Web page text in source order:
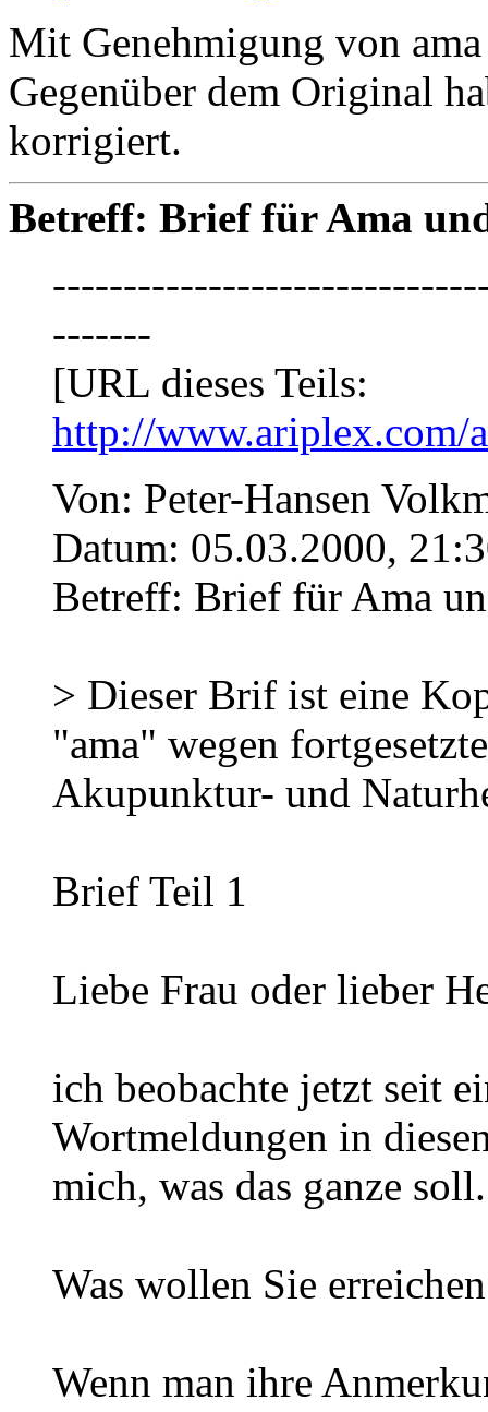
Mit Genehmigung von
Gegenüber dem Original
korrigiert.
Betreff: Brief für Ama
-------
[URL dieses Teils:
http://www.ariplex.com/
Von: Peter-Hansen
Datum: 05.03.2000,
Betreff: Brief für Ama
> Dieser Brif ist eine
"ama" wegen
Akupunktur- und
Brief Teil 1
Liebe Frau oder lieber
ich beobachte jetzt seit
Wortmeldungen in
mich, was das ganze soll.
Was wollen Sie
Wenn man ihre